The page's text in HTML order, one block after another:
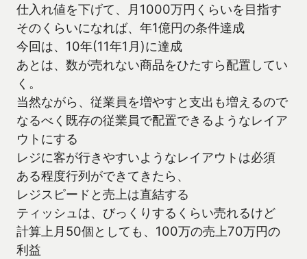
仕入れ値を下げて、月1000万円くらいを目指す
そのくらいになれば、年1億円の条件達成
今回は、10年(11年1月)に達成
あとは、数が売れない商品をひたすら配置してい
く。
当然ながら、従業員を増やすと支出も増えるので
なるべく既存の従業員で配置できるようなレイア
ウトにする
レジに客が行きやすいようなレイアウトは必須
ある程度行列ができてきたら、
レジスピードと売上は直結する
ティッシュは、びっくりするくらい売れるけど
計算上月50個としても、100万の売上70万円の
利益